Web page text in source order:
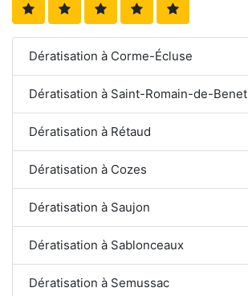
Dératisation à Corme-Écluse
Dératisation à Saint-Romain-de-Benet
Dératisation à Rétaud
Dératisation à Cozes
Dératisation à Saujon
Dératisation à Sablonceaux
Dératisation à Semussac